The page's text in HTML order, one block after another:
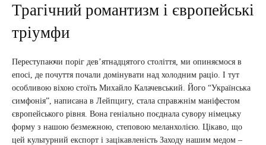
Трагічний романтизм і європейські
тріумфи
Переступаючи поріг дев’ятнадцятого століття, ми опиняємося в
епосі, де почуття почали домінувати над холодним раціо. І тут
особливою віхою стоїть Михайло Калачевський. Його “Українська
симфонія”, написана в Лейпцигу, стала справжнім маніфестом
європейського рівня. Вона геніально поєднала сувору німецьку
форму з нашою безмежною, степовою меланхолією. Цікаво, що
цей культурний експорт і зацікавленість Заходу нашим медом –